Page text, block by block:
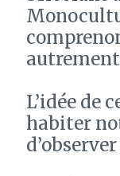
L’idée de
habiter